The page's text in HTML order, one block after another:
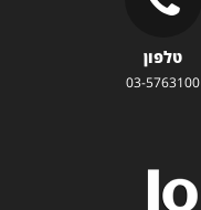
טלפון
03-5763100